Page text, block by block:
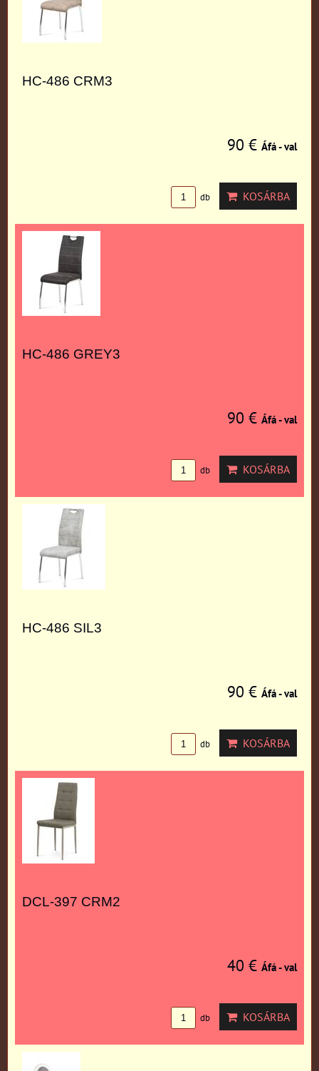
HC-486 CRM3
90 € Áfá - val
db KOSÁRBA
HC-486 GREY3
90 € Áfá - val
db KOSÁRBA
HC-486 SIL3
90 € Áfá - val
db KOSÁRBA
DCL-397 CRM2
40 € Áfá - val
db KOSÁRBA